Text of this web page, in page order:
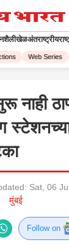
खेळअंतराष्ट्रीय
Web Series
नाही
Sat, 06
मुंबई
Follow on